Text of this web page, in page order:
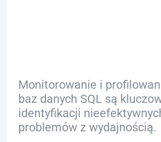
Monitorowanie i
baz danych SQL są
identyfikacji
problemów z wydajnością.